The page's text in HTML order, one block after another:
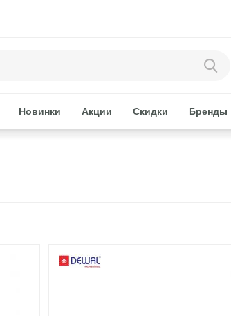
Новинки Акции Скидки Бренды